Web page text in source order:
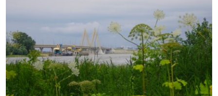
ПОДПИШИТЕСЬ НА РАССЫЛКУ
СОЦИАЛЬНЫЕ СЕТИ